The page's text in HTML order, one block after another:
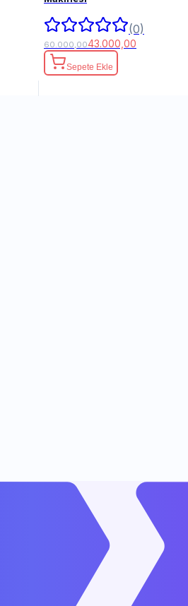
(0)
60.000,0043.000,00
Sepete Ekle